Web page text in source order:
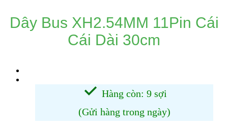
Dây Bus XH2.54MM 11Pin Cái
Cái Dài 30cm
Hàng còn: 9 sợi
(Gửi hàng trong ngày)